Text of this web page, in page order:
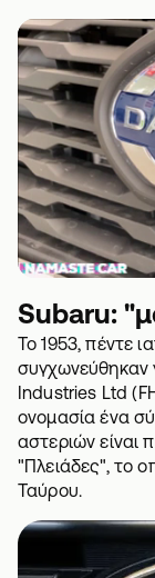
Subaru:
Το 1953, πέντε
συγχωνεύθηκαν
Industries Ltd
ονομασία ένα
αστεριών είναι
"Πλειάδες", το
Ταύρου.